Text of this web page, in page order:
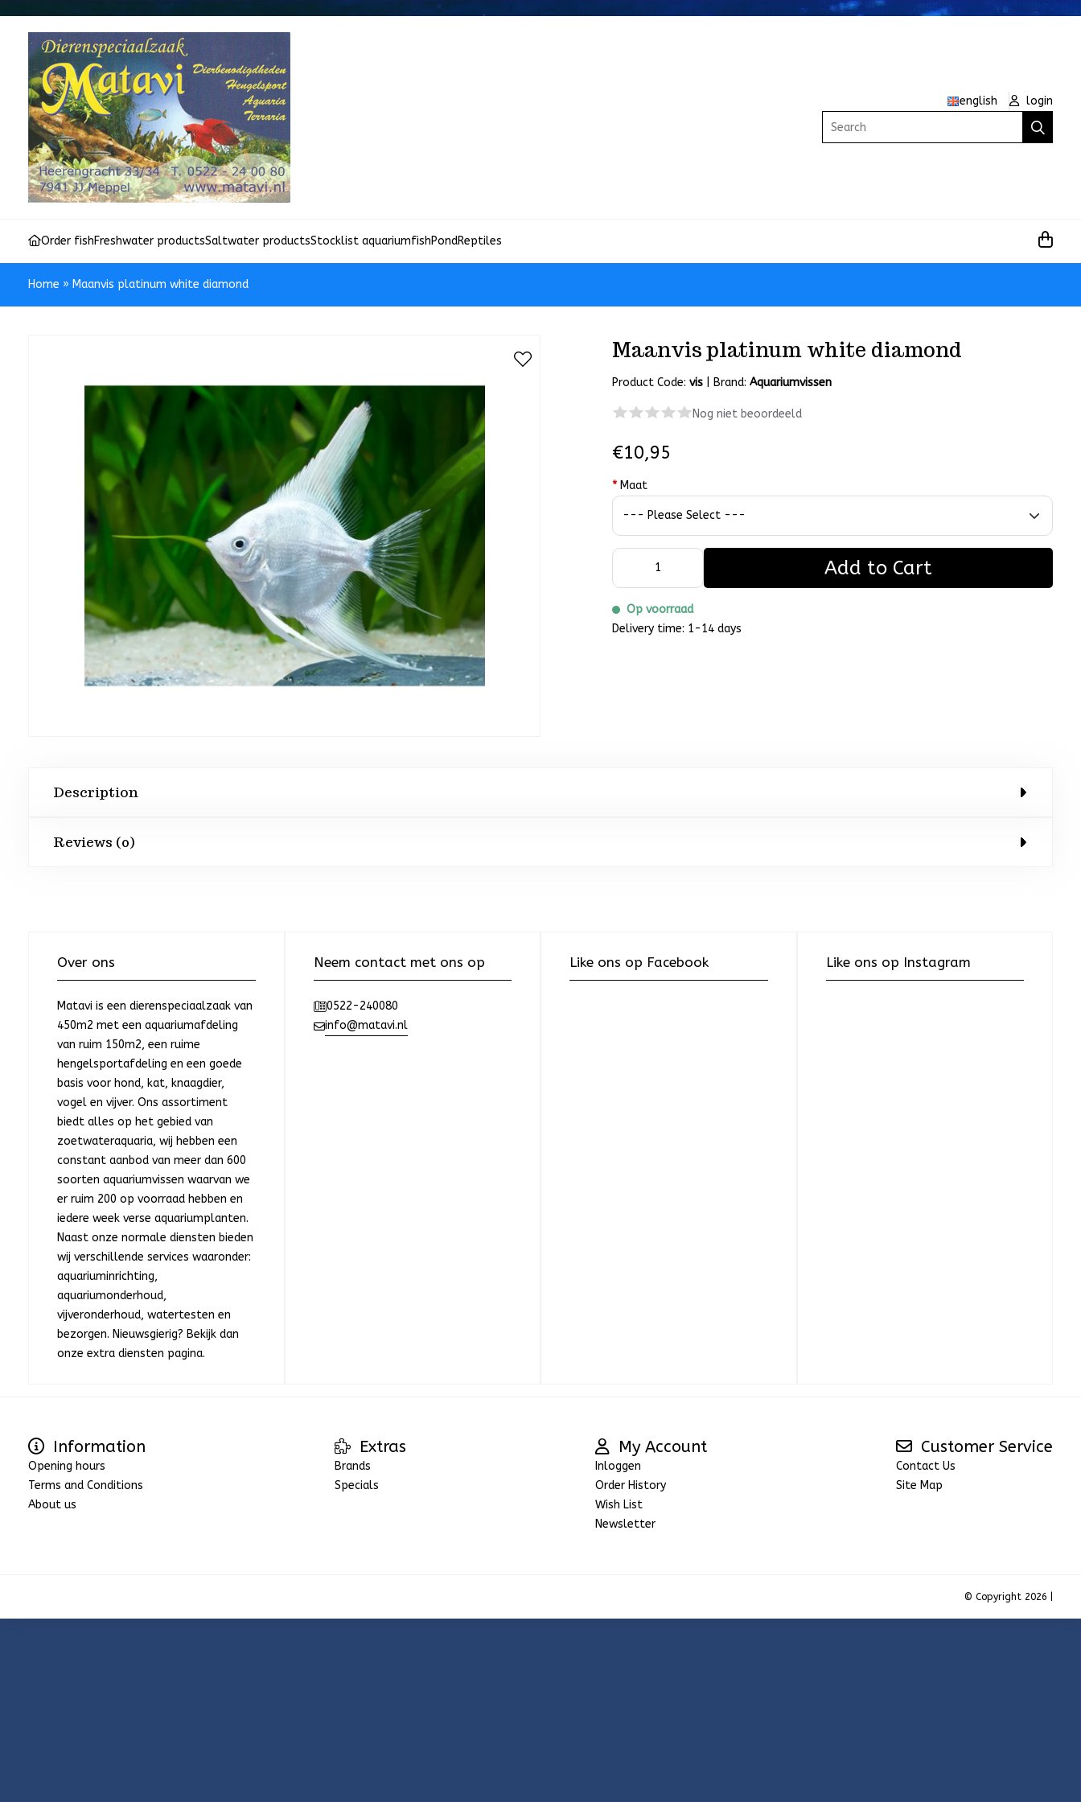
english
login
Search
Order fishFreshwater productsSaltwater productsStocklist aquariumfishPondReptiles
Home » Maanvis platinum white diamond
Maanvis platinum white diamond
Product Code:vis Brand:Aquariumvissen
Nog niet beoordeeld
€10,95
* Maat
Add to Cart
Op voorraad
Delivery time: 1-14 days
Description
Reviews (0)
Over ons
Matavi is een dierenspeciaalzaak van
450m2 met een aquariumafdeling
van ruim 150m2, een ruime
hengelsportafdeling en een goede
basis voor hond, kat, knaagdier,
vogel en vijver. Ons assortiment
biedt alles op het gebied van
zoetwateraquaria, wij hebben een
constant aanbod van meer dan 600
soorten aquariumvissen waarvan we
er ruim 200 op voorraad hebben en
iedere week verse aquariumplanten.
Naast onze normale diensten bieden
wij verschillende services waaronder:
aquariuminrichting,
aquariumonderhoud,
vijveronderhoud, watertesten en
bezorgen. Nieuwsgierig? Bekijk dan
onze extra diensten pagina.
Neem contact met ons op
0522-240080
info@matavi.nl
Like ons op Facebook Like ons op Instagram
Information
Opening hours
Terms and Conditions
About us
Extras
Brands
Specials
My Account
Inloggen
Order History
Wish List
Newsletter
Customer Service
Contact Us
Site Map
© Copyright 2026 |